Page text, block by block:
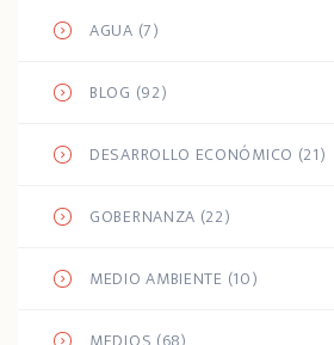
AGUA (7)
BLOG (92)
DESARROLLO ECONÓMICO (21)
GOBERNANZA (22)
MEDIO AMBIENTE (10)